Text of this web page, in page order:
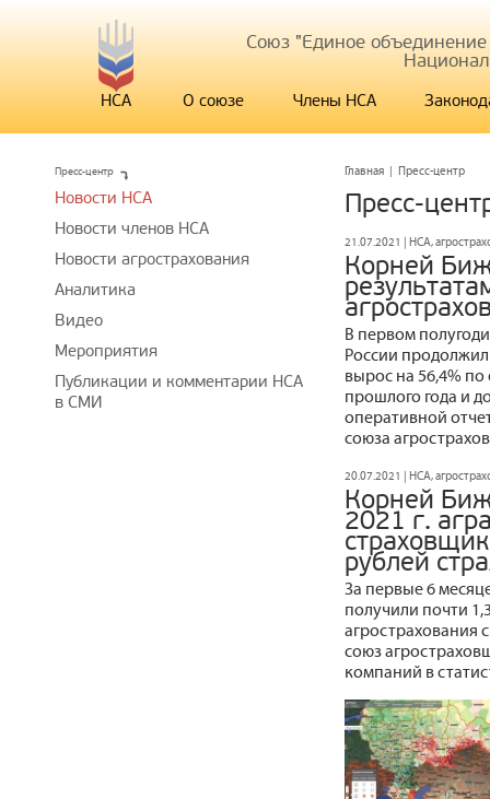
Союз "Единое
НСА О союзе Члены НСА
Главная | Пресс-центр
Пресс-
21.07.2021 | НСА,
Корней
В первом
России
вырос на 56,4%
прошлого года и
оперативной
союза
20.07.2021 | НСА,
Корней
2021 г.
рублей
За первые 6
получили почти
агрострахования
союз
компаний в
Пресс-центр
Новости НСА
Новости членов НСА
Новости агрострахования
Аналитика
Видео
Мероприятия
Публикации и комментарии НСА
в СМИ